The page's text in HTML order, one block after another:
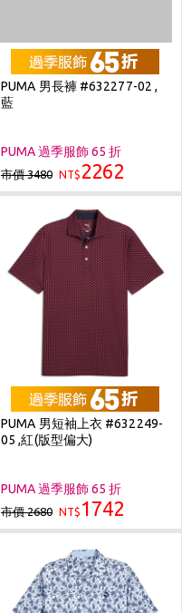
PUMA 男長褲 #632277-02 ,
藍
PUMA 過季服飾 65 折
市價 3480 NT$ 2262
PUMA 男短袖上衣 #632249-
05 ,紅(版型偏大)
PUMA 過季服飾 65 折
市價 2680 NT$ 1742